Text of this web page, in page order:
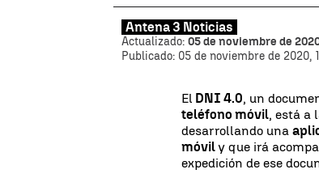
Antena 3 Noticias
Actualizado: 05 de noviembre de
Publicado: 05 de noviembre de 2020,
El DNI 4.0, un
teléfono móvil, está a
desarrollando una
móvily que irá
expedición de ese